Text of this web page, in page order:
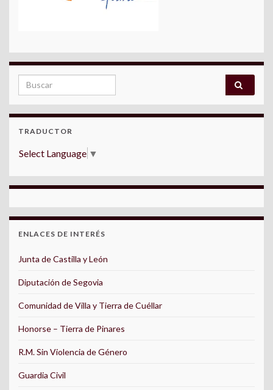
Search for:
TRADUCTOR
Select Language ▼
ENLACES DE INTERÉS
Junta de Castilla y León
Diputación de Segovia
Comunidad de Villa y Tierra de Cuéllar
Honorse – Tierra de Pinares
R.M. Sin Violencia de Género
Guardia Civil